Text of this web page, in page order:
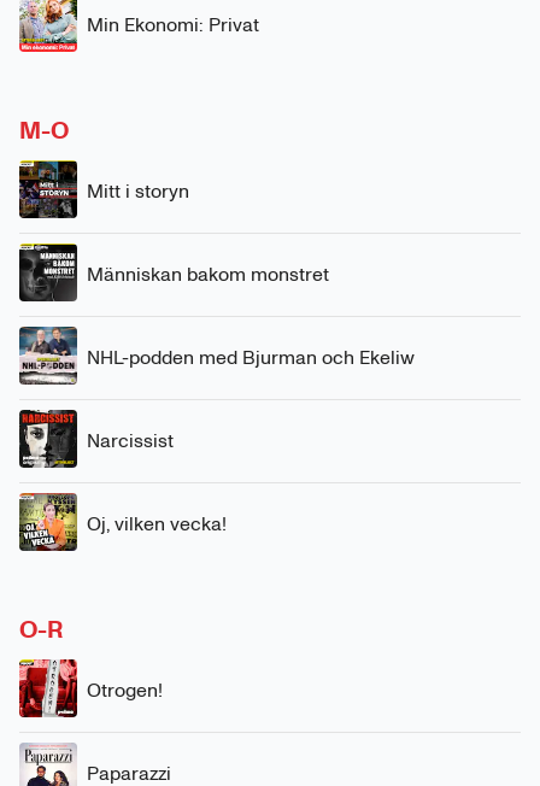
Min Ekonomi: Privat
M-O
Mitt i storyn
Människan bakom monstret
NHL-podden med Bjurman och Ekeliw
Narcissist
Oj, vilken vecka!
O-R
Otrogen!
Paparazzi